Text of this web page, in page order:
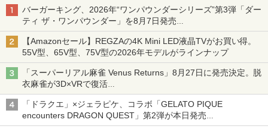
バーガーキング、2026年“ワンパウンダーシリーズ”第3弾「ダー
ティ ザ・ワンパウンダー」を8月7日発売
「特製ガーリックマヨソース」を使用した超大型チーズバーガー
【Amazonセール】REGZAの4K Mini LED液晶TVがお買い得。
55V型、65V型、75V型の2026年モデルがラインナップ
「スーパーリアル麻雀 Venus Returns」8月27日に発売決定。脱
衣麻雀が3D×VRで復活
発売から2週間は20%オフになるセールが実施
「ドラクエ」×ジェラピケ、コラボ「GELATO PIQUE
encounters DRAGON QUEST」第2弾が本日発売
アイスカップに入ったスライムやわたぼう、ベビーサタンなどが